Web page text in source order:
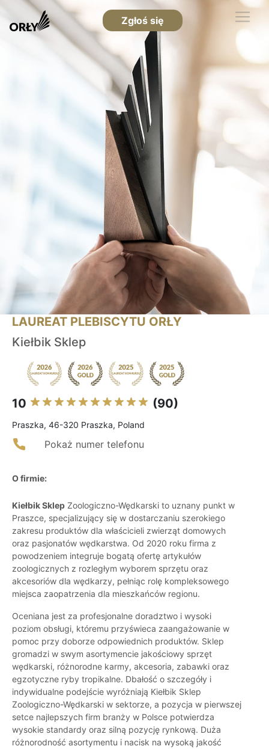
Zgłoś się
LAUREAT PLEBISCYTU ORŁY
Kiełbik Sklep
10 (90)
Praszka, 46-320 Praszka, Poland
Pokaż numer telefonu
O firmie:
Kiełbik Sklep Zoologiczno-Wędkarski to uznany punkt w
Praszce, specjalizujący się w dostarczaniu szerokiego
zakresu produktów dla właścicieli zwierząt domowych
oraz pasjonatów wędkarstwa. Od 2020 roku firma z
powodzeniem integruje bogatą ofertę artykułów
zoologicznych z rozległym wyborem sprzętu oraz
akcesoriów dla wędkarzy, pełniąc rolę kompleksowego
miejsca zaopatrzenia dla mieszkańców regionu.
Oceniana jest za profesjonalne doradztwo i wysoki
poziom obsługi, któremu przyświeca zaangażowanie w
pomoc przy doborze odpowiednich produktów. Sklep
gromadzi w swym asortymencie jakościowy sprzęt
wędkarski, różnorodne karmy, akcesoria, zabawki oraz
egzotyczne ryby tropikalne. Dbałość o szczegóły i
indywidualne podejście wyróżniają Kiełbik Sklep
Zoologiczno-Wędkarski w sektorze, a pozycja w pierwszej
setce najlepszych firm branży w Polsce potwierdza
wysokie standardy oraz silną pozycję rynkową. Duża
różnorodność asortymentu i nacisk na wysoką jakość